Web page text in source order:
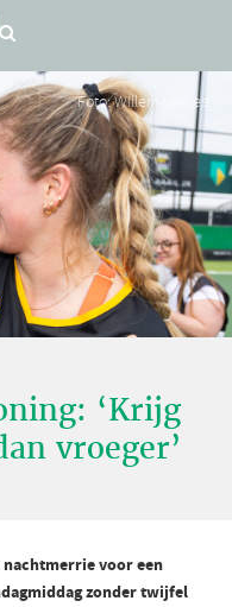
Foto: Willem Vernes
‘Krijg
vroeger’
voor een
zonder twijfel